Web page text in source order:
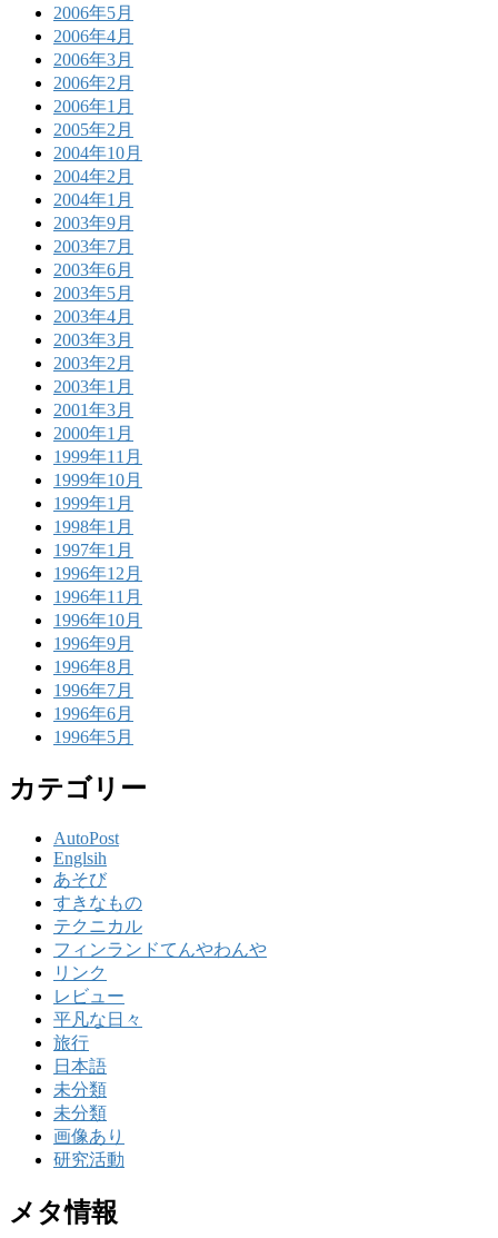
2006年5月
2006年4月
2006年3月
2006年2月
2006年1月
2005年2月
2004年10月
2004年2月
2004年1月
2003年9月
2003年7月
2003年6月
2003年5月
2003年4月
2003年3月
2003年2月
2003年1月
2001年3月
2000年1月
1999年11月
1999年10月
1999年1月
1998年1月
1997年1月
1996年12月
1996年11月
1996年10月
1996年9月
1996年8月
1996年7月
1996年6月
1996年5月
カテゴリー
AutoPost
Englsih
あそび
すきなもの
テクニカル
フィンランドてんやわんや
リンク
レビュー
平凡な日々
旅行
日本語
未分類
未分類
画像あり
研究活動
メタ情報